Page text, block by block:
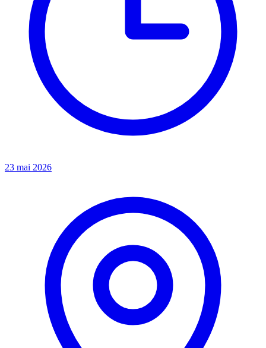
23 mai 2026